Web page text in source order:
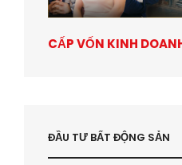
CẤP VỐN KINH
ĐẦU TƯ BẤT ĐỘNG SẢN